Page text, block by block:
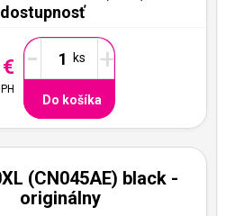
- +
Do košíka
(CN045AE) black -
originálny